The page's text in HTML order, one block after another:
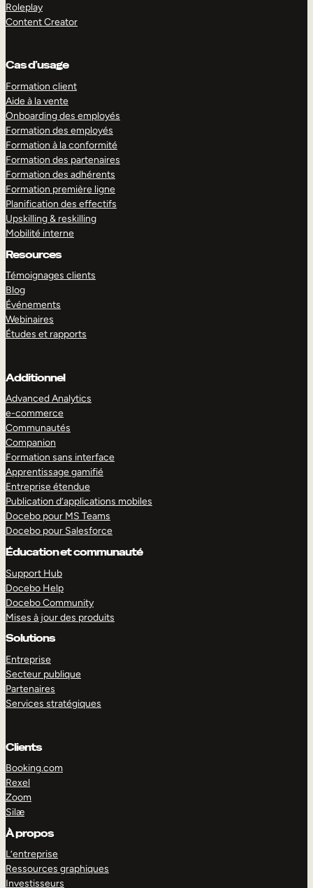
Roleplay
Content Creator
Cas d’usage
Formation client
Aide à la vente
Onboarding des employés
Formation des employés
Formation à la conformité
Formation des partenaires
Formation des adhérents
Formation première ligne
Planification des effectifs
Upskilling & reskilling
Mobilité interne
Resources
Témoignages clients
Blog
Événements
Webinaires
Études et rapports
Additionnel
Advanced Analytics
e-commerce
Communautés
Companion
Formation sans interface
Apprentissage gamifié
Entreprise étendue
Publication d’applications mobiles
Docebo pour MS Teams
Docebo pour Salesforce
Éducation et communauté
Support Hub
Docebo Help
Docebo Community
Mises à jour des produits
Solutions
Entreprise
Secteur publique
Partenaires
Services stratégiques
Clients
Booking.com
Rexel
Zoom
Silæ
À propos
L’entreprise
Ressources graphiques
Investisseurs